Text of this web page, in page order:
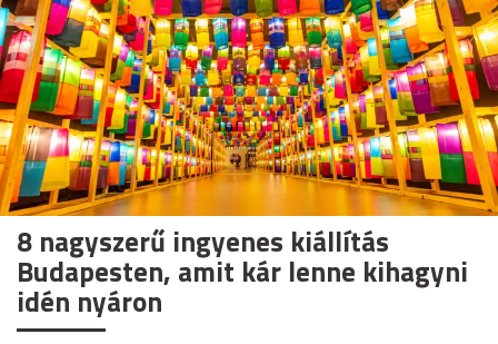
8 nagyszerű ingyenes kiállítás
Budapesten, amit kár lenne kihagyni
idén nyáron